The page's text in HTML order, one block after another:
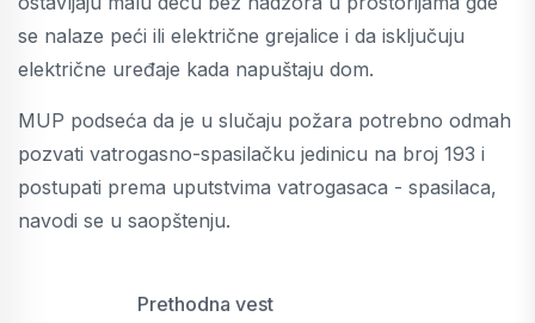
se nalaze peći ili električne grejalice i da isključuju
električne uređaje kada napuštaju dom.
MUP podseća da je u slučaju požara potrebno odmah
pozvati vatrogasno-spasilačku jedinicu na broj 193 i
postupati prema uputstvima vatrogasaca - spasilaca,
navodi se u saopštenju.
Prethodna vest